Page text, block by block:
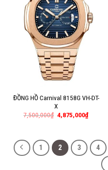
ĐỒNG HỒ Carnival 8158G VH-DT-
X
7,500,000₫ 4,875,000₫
1 2 3 4